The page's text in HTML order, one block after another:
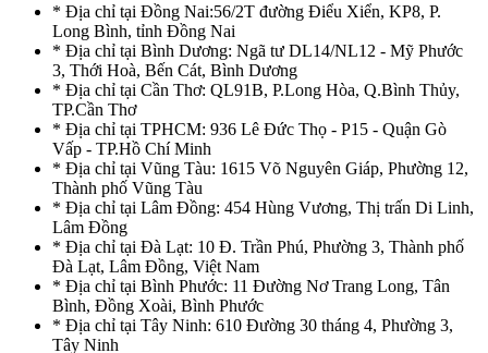
* Địa chỉ tại Đồng Nai:56/2T đường Điểu Xiển, KP8, P.
Long Bình, tỉnh Đồng Nai
* Địa chỉ tại Bình Dương: Ngã tư DL14/NL12 - Mỹ Phước
3, Thới Hoà, Bến Cát, Bình Dương
* Địa chỉ tại Cần Thơ: QL91B, P.Long Hòa, Q.Bình Thủy,
TP.Cần Thơ
* Địa chỉ tại TPHCM: 936 Lê Đức Thọ - P15 - Quận Gò
Vấp - TP.Hồ Chí Minh
* Địa chỉ tại Vũng Tàu: 1615 Võ Nguyên Giáp, Phường 12,
Thành phố Vũng Tàu
* Địa chỉ tại Lâm Đồng: 454 Hùng Vương, Thị trấn Di Linh,
Lâm Đồng
* Địa chỉ tại Đà Lạt: 10 Đ. Trần Phú, Phường 3, Thành phố
Đà Lạt, Lâm Đồng, Việt Nam
* Địa chỉ tại Bình Phước: 11 Đường Nơ Trang Long, Tân
Bình, Đồng Xoài, Bình Phước
* Địa chỉ tại Tây Ninh: 610 Đường 30 tháng 4, Phường 3,
Tây Ninh